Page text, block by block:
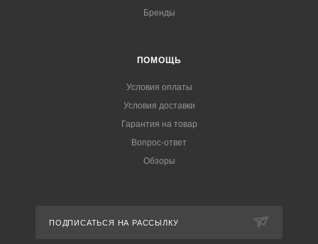
Бренды
ПОМОЩЬ
Условия оплаты
Условия доставки
Гарантия на товар
Вопрос-ответ
Обзоры
ПОДПИСАТЬСЯ НА РАССЫЛКУ